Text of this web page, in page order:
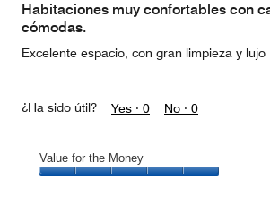
Habitaciones muy confortables con
cómodas.
Excelente espacio, con gran limpieza y lujo
¿Ha sido útil? Yes · 0 No · 0
Value for the Money